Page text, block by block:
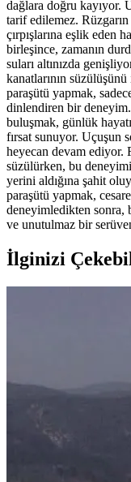
dağlara doğru kayıyor.
tarif edilemez.
çırpışlarına eşlik eden
birleşince, zamanın
suları altınızda
kanatlarının
paraşütü yapmak,
dinlendiren bir
buluşmak, günlük
fırsat sunuyor. Uçuşun
heyecan devam ediyor.
süzülürken, bu
yerini aldığına şahit
paraşütü yapmak,
deneyimledikten sonra,
ve unutulmaz bir
İlginizi